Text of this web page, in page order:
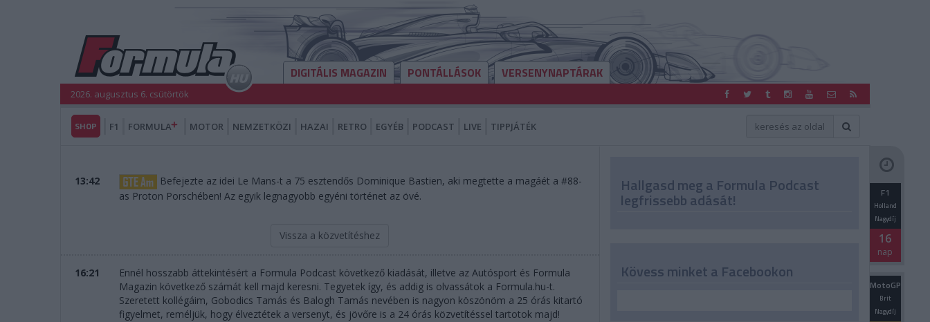
DIGITÁLIS MAGAZIN PONTÁLLÁSOK VERSENYNAPTÁRAK
2026. augusztus 6. csütörtök
SHOP F1 FORMULA MOTOR NEMZETKÖZI HAZAI RETRO EGYÉB PODCAST LIVE TIPPJÁTÉK
13:42
Befejezte az idei Le Mans-t a 75 esztendős Dominique Bastien, aki megtette a magáét a #88-
as Proton Porschében! Az egyik legnagyobb egyéni történet az övé.
Vissza a közvetítéshez
16:21
Ennél hosszabb áttekintésért a Formula Podcast következő kiadását, illetve az Autósport és Formula
Magazin következő számát kell majd keresni. Tegyetek így, és addig is olvassátok a Formula.hu-t.
Szeretett kollégáim, Gobodics Tamás és Balogh Tamás nevében is nagyon köszönöm a 25 órás kitartó
figyelmet, reméljük, hogy élveztétek a versenyt, és jövőre is a 24 órás közvetítéssel tartotok majd!
Hallgasd meg a Formula Podcast
legfrissebb adását! F1
Holland
Nagydíj
16
nap
MotoGP
Brit
Nagydíj
Kövess minket a Facebookon